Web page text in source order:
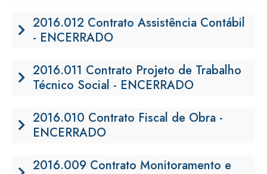
2016.012 Contrato Assistência Contábil
- ENCERRADO
2016.011 Contrato Projeto de Trabalho
Técnico Social - ENCERRADO
2016.010 Contrato Fiscal de Obra -
ENCERRADO
2016.009 Contrato Monitoramento e